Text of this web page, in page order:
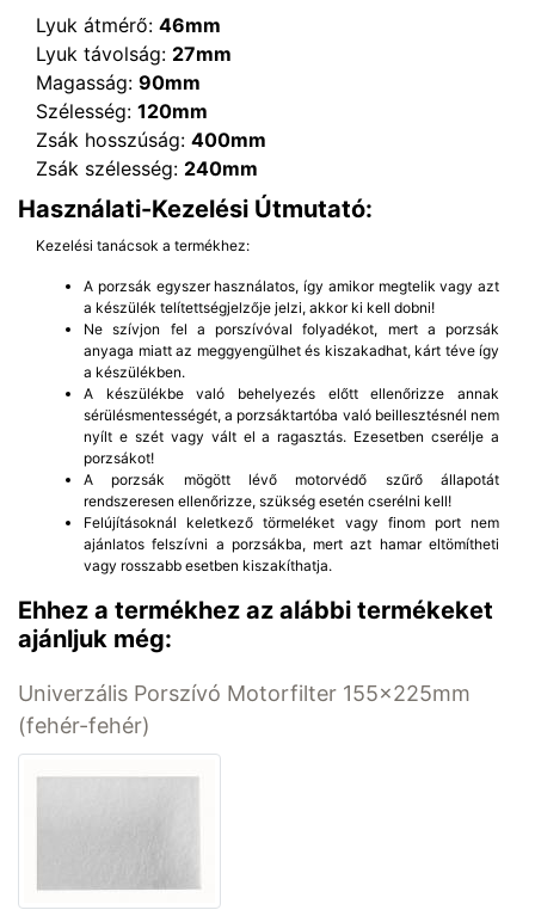
Lyuk átmérő: 46mm
Lyuk távolság: 27mm
Magasság: 90mm
Szélesség: 120mm
Zsák hosszúság: 400mm
Zsák szélesség: 240mm
Használati-Kezelési Útmutató:
Kezelési tanácsok a termékhez:
A porzsák egyszer használatos, így amikor megtelik vagy azt
a készülék telítettségjelzője jelzi, akkor ki kell dobni!
Ne szívjon fel a porszívóval folyadékot, mert a porzsák
anyaga miatt az meggyengülhet és kiszakadhat, kárt téve így
a készülékben.
A készülékbe való behelyezés előtt ellenőrizze annak
sérülésmentességét, a porzsáktartóba való beillesztésnél nem
nyílt e szét vagy vált el a ragasztás. Ezesetben cserélje a
porzsákot!
A porzsák mögött lévő motorvédő szűrő állapotát
rendszeresen ellenőrizze, szükség esetén cserélni kell!
Felújításoknál keletkező törmeléket vagy finom port nem
ajánlatos felszívni a porzsákba, mert azt hamar eltömítheti
vagy rosszabb esetben kiszakíthatja.
Ehhez a termékhez az alábbi termékeket
ajánljuk még:
Univerzális Porszívó Motorfilter 155x225mm
(fehér-fehér)